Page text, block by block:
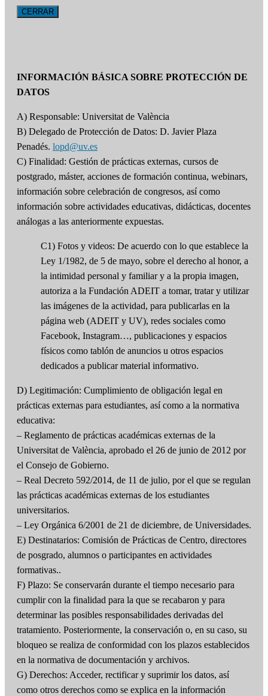
CERRAR
INFORMACIÓN BÁSICA SOBRE PROTECCIÓN DE
DATOS
A) Responsable: Universitat de València
B) Delegado de Protección de Datos: D. Javier Plaza
Penadés. lopd@uv.es
C) Finalidad: Gestión de prácticas externas, cursos de
postgrado, máster, acciones de formación continua, webinars,
información sobre celebración de congresos, así como
información sobre actividades educativas, didácticas, docentes
análogas a las anteriormente expuestas.
C1) Fotos y videos: De acuerdo con lo que establece la
Ley 1/1982, de 5 de mayo, sobre el derecho al honor, a
la intimidad personal y familiar y a la propia imagen,
autoriza a la Fundación ADEIT a tomar, tratar y utilizar
las imágenes de la actividad, para publicarlas en la
página web (ADEIT y UV), redes sociales como
Facebook, Instagram…, publicaciones y espacios
físicos como tablón de anuncios u otros espacios
dedicados a publicar material informativo.
D) Legitimación: Cumplimiento de obligación legal en
prácticas externas para estudiantes, así como a la normativa
educativa:
– Reglamento de prácticas académicas externas de la
Universitat de València, aprobado el 26 de junio de 2012 por
el Consejo de Gobierno.
– Real Decreto 592/2014, de 11 de julio, por el que se regulan
las prácticas académicas externas de los estudiantes
universitarios.
– Ley Orgánica 6/2001 de 21 de diciembre, de Universidades.
E) Destinatarios: Comisión de Prácticas de Centro, directores
de posgrado, alumnos o participantes en actividades
formativas..
F) Plazo: Se conservarán durante el tiempo necesario para
cumplir con la finalidad para la que se recabaron y para
determinar las posibles responsabilidades derivadas del
tratamiento. Posteriormente, la conservación o, en su caso, su
bloqueo se realiza de conformidad con los plazos establecidos
en la normativa de documentación y archivos.
G) Derechos: Acceder, rectificar y suprimir los datos, así
como otros derechos como se explica en la información